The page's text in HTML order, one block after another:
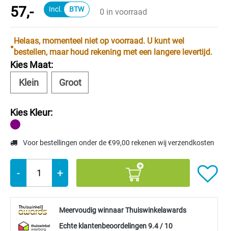
57,- 0 in voorraad
Helaas, momenteel niet op voorraad. U kunt wel
bestellen, maar houd rekening met een langere levertijd.
Kies Maat:
Klein
Groot
Kies Kleur:
Voor bestellingen onder de €99,00 rekenen wij verzendkosten
- +
Meervoudig winnaar Thuiswinkelawards
Echte klantenbeoordelingen 9.4 / 10